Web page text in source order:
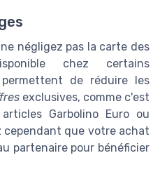
négligez pas la carte des
chez certains
de réduire les
exclusives, comme c'est
Garbolino Euro ou
cependant que votre achat
partenaire pour bénéficier